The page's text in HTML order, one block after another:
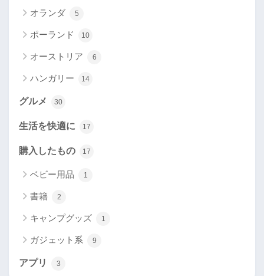
オランダ 5
ポーランド 10
オーストリア 6
ハンガリー 14
グルメ 30
生活を快適に 17
購入したもの 17
ベビー用品 1
書籍 2
キャンプグッズ 1
ガジェット系 9
アプリ 3